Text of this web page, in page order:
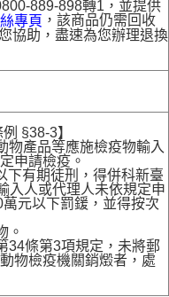
889-898轉1，並提供
專頁 ，該商品仍需回收
協助，盡速為您辦理退換
§38-3】
物產品等應施檢疫物輸入
申請檢疫。
下有期徒刑，得併科新臺
入人或代理人未依規定申
元以下罰鍰，並得按次
。
34條第3項規定，未將郵
物檢疫機關銷燬者，處